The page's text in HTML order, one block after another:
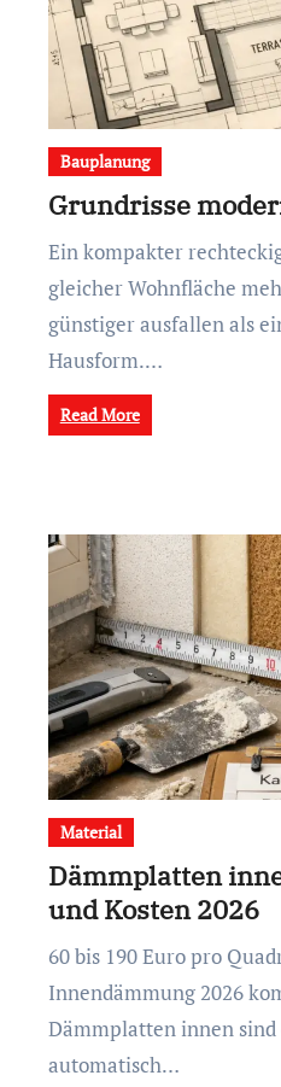
Bauplanung
Grundrisse
Ein kompakter rechteckiger Bungalow kann bei
gleicher Wohnfläche
günstiger ausfallen als
Hausform.…
Read More
Material
Dämmplatten
und Kosten 2026
60 bis 190 Euro pro Quadratmeter kann eine
Innendämmung 2026
Dämmplatten innen
automatisch…